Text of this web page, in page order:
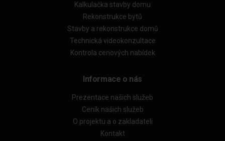
Kalkulačka stavby domu
Rekonstrukce bytů
Stavby a rekonstrukce domů
Technická videokonzultace
Kontrola cenových nabídek
Informace o nás
Prezentace našich služeb
Ceník našich služeb
O projektu a o zakladateli
Kontakt